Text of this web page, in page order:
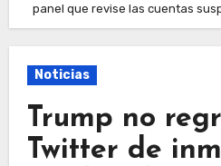
panel que revise las cuentas
Noticias
Trump no
Twitter de